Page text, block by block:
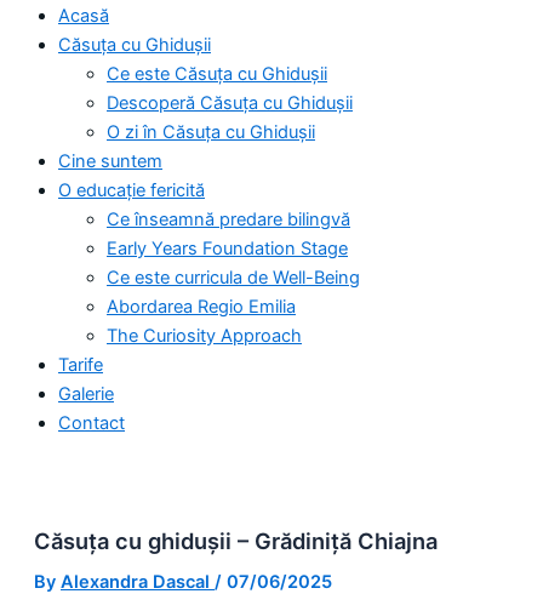
Acasă
Căsuța cu Ghidușii
Ce este Căsuța cu Ghidușii
Descoperă Căsuța cu Ghidușii
O zi în Căsuța cu Ghidușii
Cine suntem
O educație fericită
Ce înseamnă predare bilingvă
Early Years Foundation Stage
Ce este curricula de Well-Being
Abordarea Regio Emilia
The Curiosity Approach
Tarife
Galerie
Contact
Căsuța cu ghidușii – Grădiniță Chiajna
By Alexandra Dascal / 07/06/2025